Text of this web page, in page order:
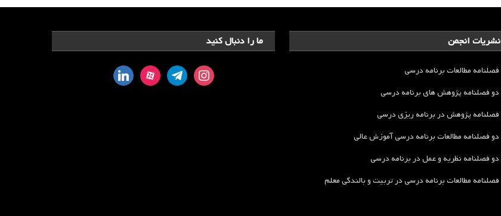
ما را دنبال کنید
instagram
telegram
aparat
linkedin
نشریات انجمن
فصلنامه مطالعات برنامه درسی
دو فصلنامه پژوهش های برنامه درسی
فصلنامه پژوهش در برنامه ریزی درسی
دو فصلنامه مطالعات برنامه درسی آموزش عالی
دو فصلنامه نظریه و عمل در برنامه درسی
فصلنامه مطالعات برنامه درسی در تربیت و بالندگی معلم